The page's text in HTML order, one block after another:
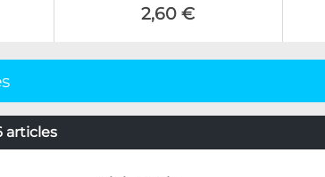
2,60 €
articles